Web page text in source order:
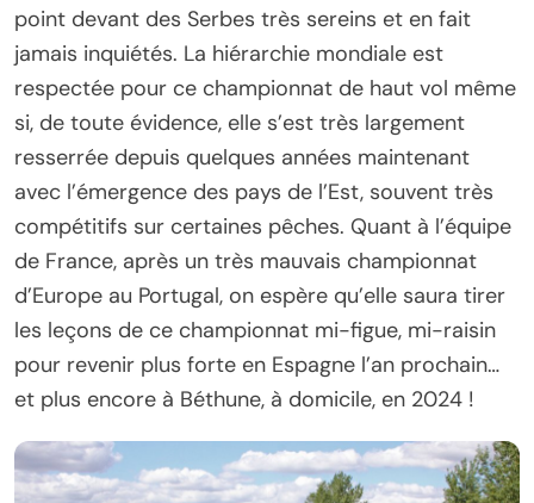
point devant des Serbes très sereins et en fait
jamais inquiétés. La hiérarchie mondiale est
respectée pour ce championnat de haut vol même
si, de toute évidence, elle s’est très largement
resserrée depuis quelques années maintenant
avec l’émergence des pays de l’Est, souvent très
compétitifs sur certaines pêches. Quant à l’équipe
de France, après un très mauvais championnat
d’Europe au Portugal, on espère qu’elle saura tirer
les leçons de ce championnat mi-figue, mi-raisin
pour revenir plus forte en Espagne l’an prochain…
et plus encore à Béthune, à domicile, en 2024 !